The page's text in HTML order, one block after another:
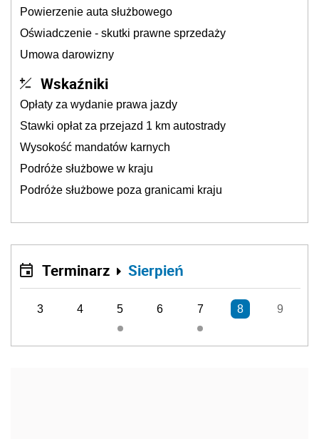
Powierzenie auta służbowego
Oświadczenie - skutki prawne sprzedaży
Umowa darowizny
Wskaźniki
Opłaty za wydanie prawa jazdy
Stawki opłat za przejazd 1 km autostrady
Wysokość mandatów karnych
Podróże służbowe w kraju
Podróże służbowe poza granicami kraju
Terminarz Sierpień
3 4 5 6 7 8 9